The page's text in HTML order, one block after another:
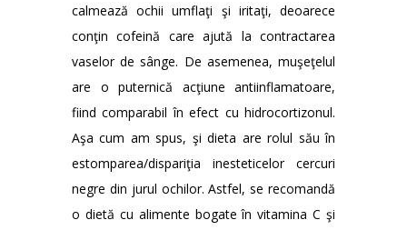
calmează ochii umflaţi şi iritaţi, deoarece
conţin cofeină care ajută la contractarea
vaselor de sânge. De asemenea, muşeţelul
are o puternică acţiune antiinflamatoare,
fiind comparabil în efect cu hidrocortizonul.
Aşa cum am spus, şi dieta are rolul său în
estomparea/dispariţia inesteticelor cercuri
negre din jurul ochilor. Astfel, se recomandă
o dietă cu alimente bogate în vitamina C şi